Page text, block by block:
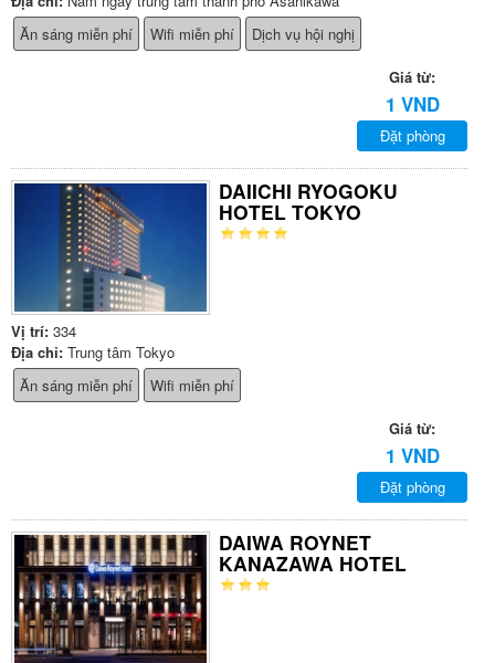
Ăn sáng miễn phí
Wifi miễn phí Dịch vụ hội nghị
Giá từ:
1 VND
Đặt phòng
DAIICHI RYOGOKU
HOTEL TOKYO
Vị trí: 334
Địa chỉ: Trung tâm Tokyo
Ăn sáng miễn phí
Wifi miễn phí
Giá từ:
1 VND
Đặt phòng
DAIWA ROYNET
KANAZAWA HOTEL